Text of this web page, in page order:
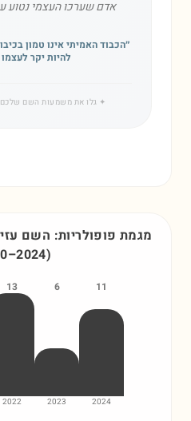
אדם שערכו העצמי נטוע
״הכבוד האמיתי אינו טמון
להיות יקר
✦ גלו את משמעות השם שלכם
מגמת פופולריות: השם
–2024)
11
2024
6
2023
13
2022